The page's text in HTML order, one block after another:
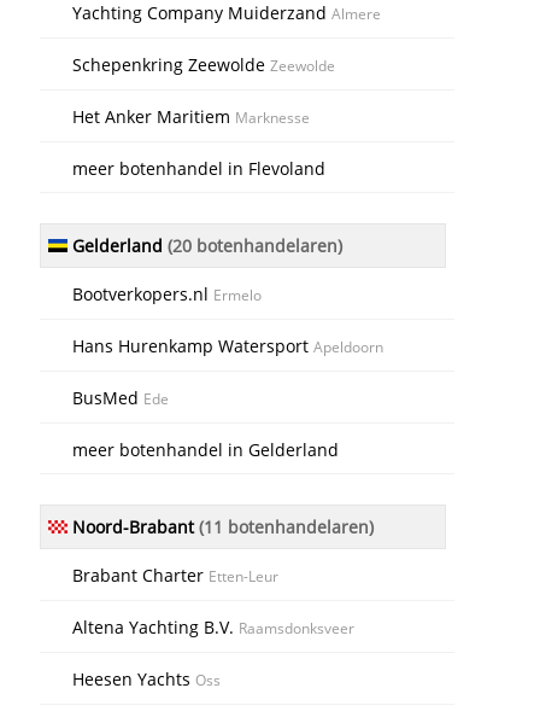
Yachting Company MuiderzandAlmere
Schepenkring ZeewoldeZeewolde
Het Anker Maritiem Marknesse
meer botenhandel in Flevoland
Gelderland(20 botenhandelaren)
Bootverkopers.nl Ermelo
Hans Hurenkamp WatersportApeldoorn
BusMed Ede
meer botenhandel in Gelderland
Noord-Brabant(11 botenhandelaren)
Brabant Charter Etten-Leur
Altena Yachting B.V. Raamsdonksveer
Heesen YachtsOss